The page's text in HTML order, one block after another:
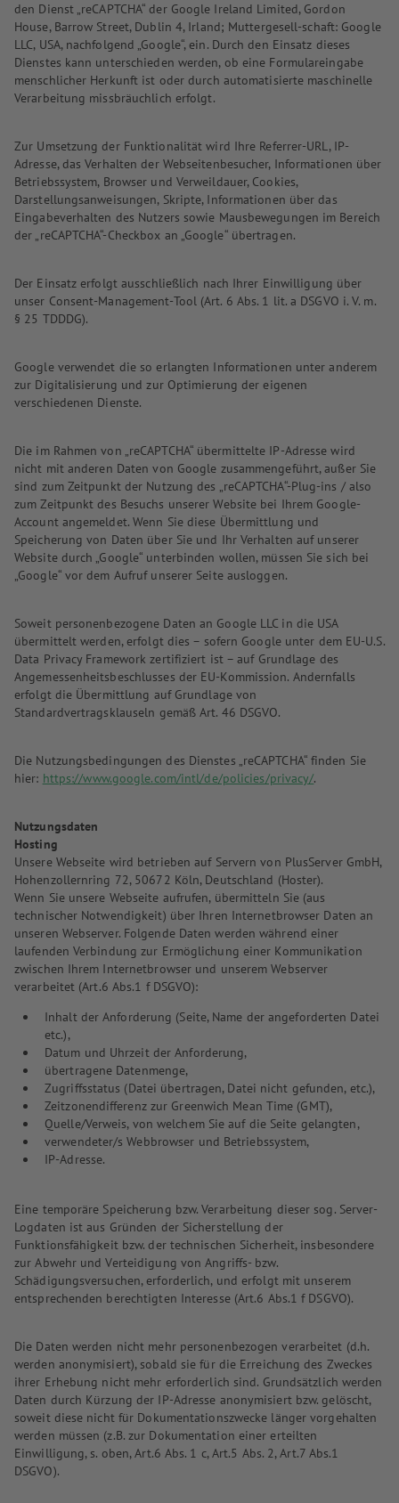
den Dienst „reCAPTCHA“ der Google Ireland Limited, Gordon
House, Barrow Street, Dublin 4, Irland; Muttergesell-schaft: Google
LLC, USA, nachfolgend „Google“, ein. Durch den Einsatz dieses
Dienstes kann unterschieden werden, ob eine Formulareingabe
menschlicher Herkunft ist oder durch automatisierte maschinelle
Verarbeitung missbräuchlich erfolgt.
Zur Umsetzung der Funktionalität wird Ihre Referrer-URL, IP-
Adresse, das Verhalten der Webseitenbesucher, Informationen über
Betriebssystem, Browser und Verweildauer, Cookies,
Darstellungsanweisungen, Skripte, Informationen über das
Eingabeverhalten des Nutzers sowie Mausbewegungen im Bereich
der „reCAPTCHA“-Checkbox an „Google“ übertragen.
Der Einsatz erfolgt ausschließlich nach Ihrer Einwilligung über
unser Consent-Management-Tool (Art. 6 Abs. 1 lit. a DSGVO i. V. m.
§ 25 TDDDG).
Google verwendet die so erlangten Informationen unter anderem
zur Digitalisierung und zur Optimierung der eigenen
verschiedenen Dienste.
Die im Rahmen von „reCAPTCHA“ übermittelte IP-Adresse wird
nicht mit anderen Daten von Google zusammengeführt, außer Sie
sind zum Zeitpunkt der Nutzung des „reCAPTCHA“-Plug-ins / also
zum Zeitpunkt des Besuchs unserer Website bei Ihrem Google-
Account angemeldet. Wenn Sie diese Übermittlung und
Speicherung von Daten über Sie und Ihr Verhalten auf unserer
Website durch „Google“ unterbinden wollen, müssen Sie sich bei
„Google“ vor dem Aufruf unserer Seite ausloggen.
Soweit personenbezogene Daten an Google LLC in die USA
übermittelt werden, erfolgt dies – sofern Google unter dem EU-U.S.
Data Privacy Framework zertifiziert ist – auf Grundlage des
Angemessenheitsbeschlusses der EU-Kommission. Andernfalls
erfolgt die Übermittlung auf Grundlage von
Standardvertragsklauseln gemäß Art. 46 DSGVO.
Die Nutzungsbedingungen des Dienstes „reCAPTCHA“ finden Sie
hier: https://www.google.com/intl/de/policies/privacy/.
Nutzungsdaten
Hosting
Unsere Webseite wird betrieben auf Servern von PlusServer GmbH,
Hohenzollernring 72, 50672 Köln, Deutschland (Hoster).
Wenn Sie unsere Webseite aufrufen, übermitteln Sie (aus
technischer Notwendigkeit) über Ihren Internetbrowser Daten an
unseren Webserver. Folgende Daten werden während einer
laufenden Verbindung zur Ermöglichung einer Kommunikation
zwischen Ihrem Internetbrowser und unserem Webserver
verarbeitet (Art.6 Abs.1 f DSGVO):
Inhalt der Anforderung (Seite, Name der angeforderten Datei
etc.),
Datum und Uhrzeit der Anforderung,
übertragene Datenmenge,
Zugriffsstatus (Datei übertragen, Datei nicht gefunden, etc.),
Zeitzonendifferenz zur Greenwich Mean Time (GMT),
Quelle/Verweis, von welchem Sie auf die Seite gelangten,
verwendeter/s Webbrowser und Betriebssystem,
IP-Adresse.
Eine temporäre Speicherung bzw. Verarbeitung dieser sog. Server-
Logdaten ist aus Gründen der Sicherstellung der
Funktionsfähigkeit bzw. der technischen Sicherheit, insbesondere
zur Abwehr und Verteidigung von Angriffs- bzw.
Schädigungsversuchen, erforderlich, und erfolgt mit unserem
entsprechenden berechtigten Interesse (Art.6 Abs.1 f DSGVO).
Die Daten werden nicht mehr personenbezogen verarbeitet (d.h.
werden anonymisiert), sobald sie für die Erreichung des Zweckes
ihrer Erhebung nicht mehr erforderlich sind. Grundsätzlich werden
Daten durch Kürzung der IP-Adresse anonymisiert bzw. gelöscht,
soweit diese nicht für Dokumentationszwecke länger vorgehalten
werden müssen (z.B. zur Dokumentation einer erteilten
Einwilligung, s. oben, Art.6 Abs. 1 c, Art.5 Abs. 2, Art.7 Abs.1
DSGVO).